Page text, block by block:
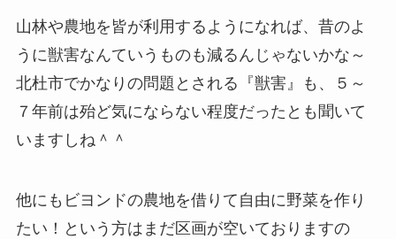
山林や農地を皆が利用するようになれば、昔のよ
うに獣害なんていうものも減るんじゃないかな～
北杜市でかなりの問題とされる『獣害』も、５～
７年前は殆ど気にならない程度だったとも聞いて
いますしね＾＾
他にもビヨンドの農地を借りて自由に野菜を作り
たい！という方はまだ区画が空いておりますの